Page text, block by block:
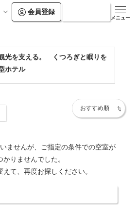
会員登録
メニュー
kumamoto-ozu/
光を支える。 くつろぎと眠りを
ホテル
ませんが、ご指定の条件での空室が
かりませんでした。
えて、再度お探しください。